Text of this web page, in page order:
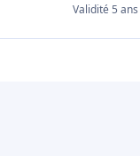
Validité 5 ans